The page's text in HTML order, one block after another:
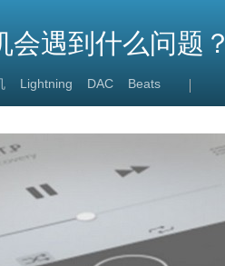
遇到什么问题？
Lightning DAC Beats